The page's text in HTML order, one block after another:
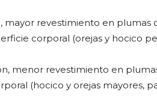
mayor revestimiento en plumas
corporal (orejas y hocico
menor revestimiento en
(hocico y orejas mayores,